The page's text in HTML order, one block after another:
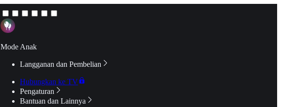
Mode Anak
Langganan dan Pembelian
Hubungkan ke TV
Pengaturan
Bantuan dan Lainnya